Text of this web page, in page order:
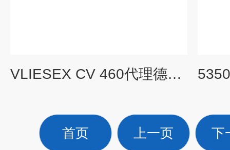
VLIESEX CV 460代理德国NOCK肉类去筋膜机
首页 上一页 下